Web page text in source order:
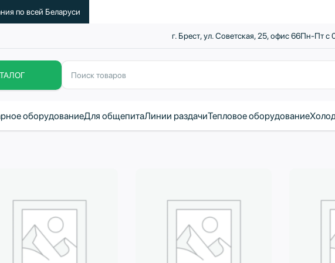
г. Брест, ул. Советская, 25, офис 66Пн-Пт с
оборудованиеДля общепитаЛинии раздачиТепловое оборудование
по всей Беларуси